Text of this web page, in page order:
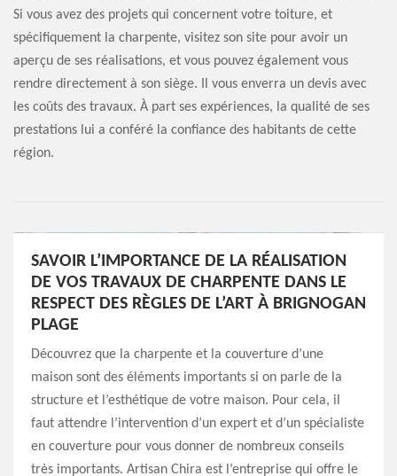
Si vous avez des projets qui concernent votre toiture, et
spécifiquement la charpente, visitez son site pour avoir un
aperçu de ses réalisations, et vous pouvez également vous
rendre directement à son siège. Il vous enverra un devis avec
les coûts des travaux. À part ses expériences, la qualité de ses
prestations lui a conféré la confiance des habitants de cette
région.
SAVOIR L’IMPORTANCE DE LA RÉALISATION
DE VOS TRAVAUX DE CHARPENTE DANS LE
RESPECT DES RÈGLES DE L’ART À BRIGNOGAN
PLAGE
Découvrez que la charpente et la couverture d’une
maison sont des éléments importants si on parle de la
structure et l’esthétique de votre maison. Pour cela, il
faut attendre l’intervention d’un expert et d’un spécialiste
en couverture pour vous donner de nombreux conseils
très importants. Artisan Chira est l’entreprise qui offre le